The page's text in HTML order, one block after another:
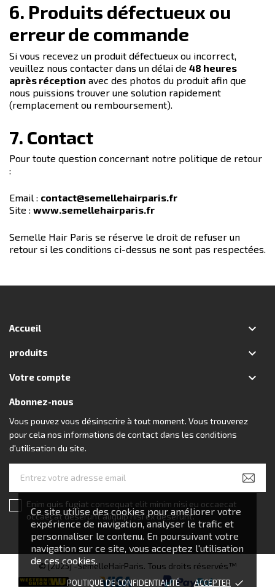
Ce site utilise des cookies pour améliorer votre
expérience de navigation, analyser le trafic et
personnaliser le contenu. En poursuivant votre
navigation sur ce site, vous acceptez l'utilisation
de ces cookies.
POLITIQUE DE CONFIDENTIALITÉ ACCEPTER done
6. Produits défectueux ou
erreur de commande
Si vous recevez un produit défectueux ou incorrect,
veuillez nous contacter dans un délai de 48 heures
après réception avec des photos du produit afin que
nous puissions trouver une solution rapidement
(remplacement ou remboursement).
7. Contact
Pour toute question concernant notre politique de retour
:
Email : contact@semellehairparis.fr
Site : www.semellehairparis.fr
Semelle Hair Paris se réserve le droit de refuser un
retour si les conditions ci-dessus ne sont pas respectées.
Accueil 
produits 
Votre compte 
Abonnez-nous
Vous pouvez vous désinscrire à tout moment. Vous trouverez
pour cela nos informations de contact dans les conditions
d'utilisation du site.
Enim quis fugiat consequat elit minim nisi eu occaecat
occaecat deserunt aliquip nisi ex deserunt.
© [2025] -SemelleHairParis. Tous droits réservés™